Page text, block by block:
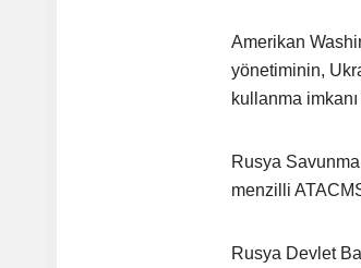
Amerikan
yönetiminin,
kullanma
Rusya
menzilli
Rusya Devlet